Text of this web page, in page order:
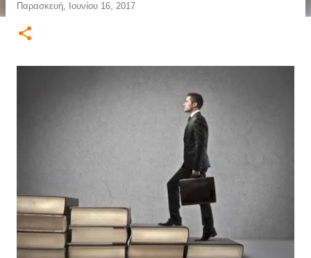
Παρασκευή, Ιουνίου 16, 2017